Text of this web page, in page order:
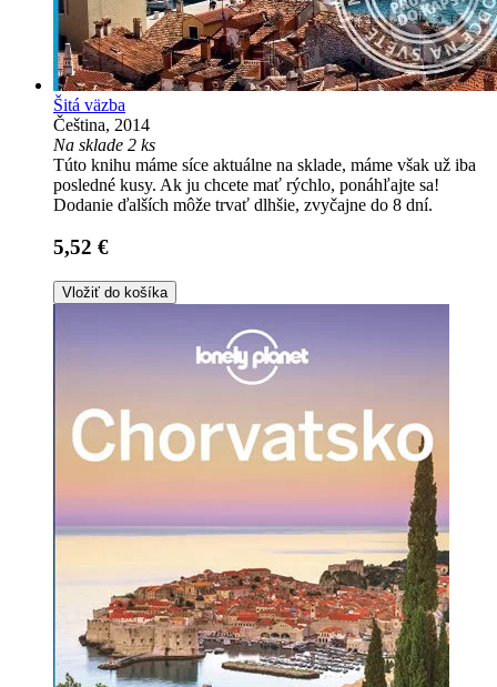
Šitá väzba
Čeština, 2014
Na sklade 2 ks
Túto knihu máme síce aktuálne na sklade, máme však už iba
posledné kusy. Ak ju chcete mať rýchlo, ponáhľajte sa!
Dodanie ďalších môže trvať dlhšie, zvyčajne do 8 dní.
5,52 €
Vložiť do košíka